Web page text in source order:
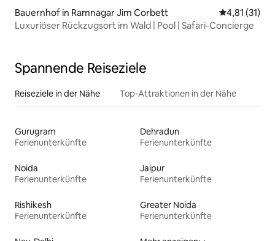
Bauernhof in Ramnagar Jim Corbett
4,81 (31)
Luxuriöser Rückzugsort im Wald | Pool | Safari-Concierge
Spannende Reiseziele
Reiseziele in der Nähe Top-Attraktionen in der Nähe
Gurugram
Ferienunterkünfte
Dehradun
Ferienunterkünfte
Noida
Ferienunterkünfte
Jaipur
Ferienunterkünfte
Rishikesh
Ferienunterkünfte
Greater Noida
Ferienunterkünfte